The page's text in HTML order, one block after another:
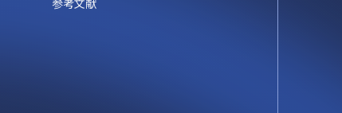
参考文献